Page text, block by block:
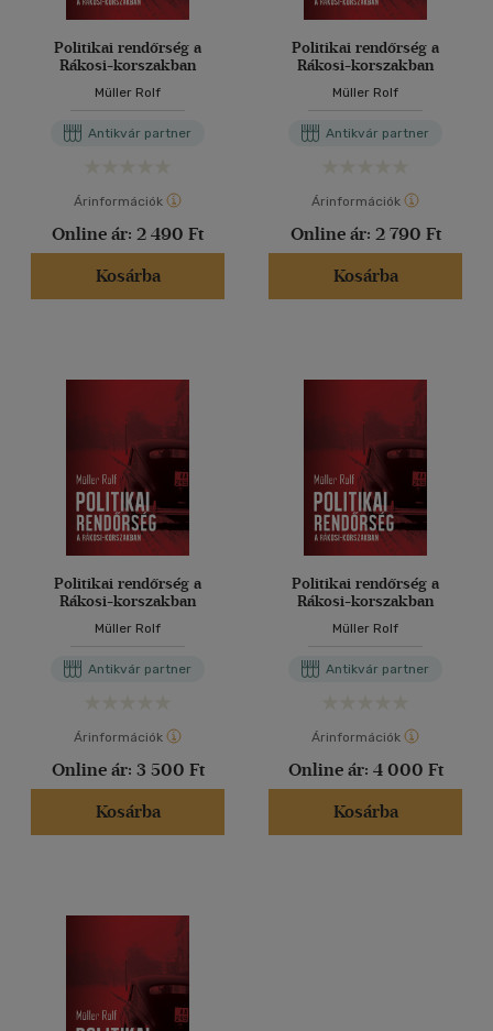
Politikai rendőrség a
Rákosi-korszakban
Müller Rolf
Antikvár partner
Árinformációk
Online ár: 2 490 Ft
Kosárba
Politikai rendőrség a
Rákosi-korszakban
Müller Rolf
Antikvár partner
Árinformációk
Online ár: 2 790 Ft
Kosárba
Politikai rendőrség a
Rákosi-korszakban
Müller Rolf
Antikvár partner
Árinformációk
Online ár: 3 500 Ft
Kosárba
Politikai rendőrség a
Rákosi-korszakban
Müller Rolf
Antikvár partner
Árinformációk
Online ár: 4 000 Ft
Kosárba